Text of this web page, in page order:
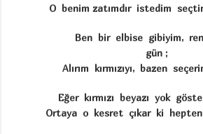
O benim zatımdır istedim
Ben bir elbise gibiyim, renge
gün ;
Alırım kırmızıyı, bazen
Eğer kırmızı beyazı yok
Ortaya o kesret çıkar ki